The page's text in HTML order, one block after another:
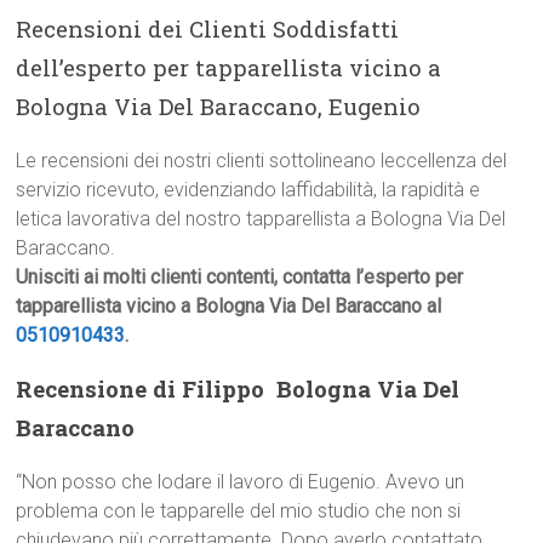
Recensioni dei Clienti Soddisfatti
dell’esperto per tapparellista vicino a
Bologna Via Del Baraccano, Eugenio
Le recensioni dei nostri clienti sottolineano leccellenza del
servizio ricevuto, evidenziando laffidabilità, la rapidità e
letica lavorativa del nostro tapparellista a Bologna Via Del
Baraccano.
Unisciti ai molti clienti contenti, contatta l’esperto per
tapparellista vicino a Bologna Via Del Baraccano al
0510910433.
Recensione di Filippo  Bologna Via Del
Baraccano
“Non posso che lodare il lavoro di Eugenio. Avevo un
problema con le tapparelle del mio studio che non si